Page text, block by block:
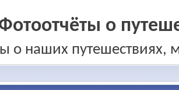
о
о наших путешествиях,